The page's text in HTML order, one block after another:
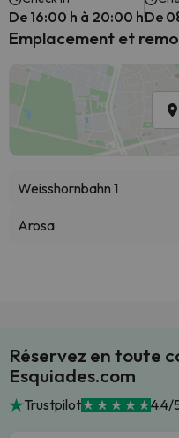
De 16:00 h à 20:00 hDe
Emplacement et
Weisshornbahn 1
Arosa
Réservez en toute
Esquiades.com
Trustpilot 4.4/